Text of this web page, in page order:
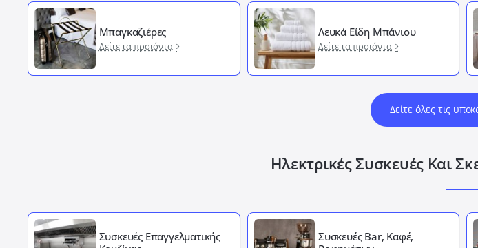
Μπαγκαζιέρες
Δείτε τα προιόντα
Λευκά Είδη Μπάνιου
Δείτε τα προιόντα
Δείτε όλες τις
Ηλεκτρικές Συσκευές Και
Συσκευές Επαγγελματικής
Συσκευές Bar, Καφέ,